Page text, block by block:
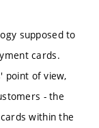
supposed to
cards.
point of view,
- the
within the